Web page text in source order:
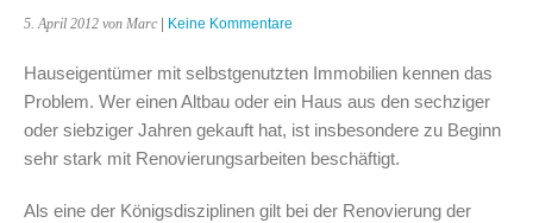
5. April 2012 von Marc | Keine Kommentare
Hauseigentümer mit selbstgenutzten Immobilien kennen das
Problem. Wer einen Altbau oder ein Haus aus den sechziger
oder siebziger Jahren gekauft hat, ist insbesondere zu Beginn
sehr stark mit Renovierungsarbeiten beschäftigt.
Als eine der Königsdisziplinen gilt bei der Renovierung der